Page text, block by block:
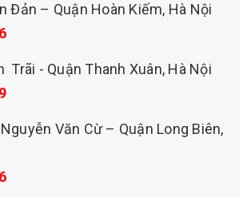
Đản – Quận Hoàn Kiếm, Hà Nội
Trãi - Quận Thanh Xuân, Hà Nội
Văn Cừ – Quận Long Biên,